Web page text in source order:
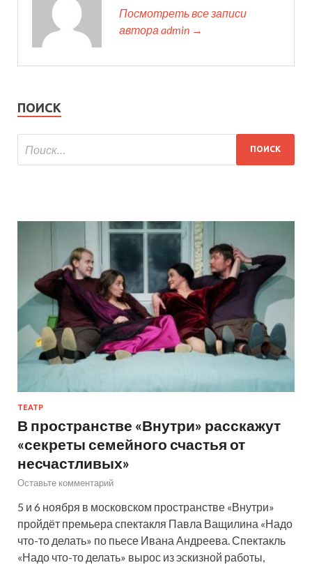
Посмотреть все записи
автора admin →
ПОИСК
ТЕАТР
В пространстве «Внутри» расскажут
«секреты семейного счастья от
несчастливых»
Оставьте комментарий
5 и 6 ноября в московском пространстве «Внутри»
пройдёт премьера спектакля Павла Ващилина «Надо
что-то делать» по пьесе Ивана Андреева. Спектакль
«Надо что-то делать» вырос из эскизной работы,